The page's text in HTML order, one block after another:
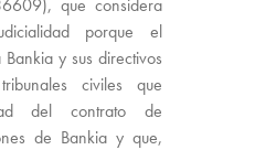
porque el
y sus directivos
civiles que
del contrato de
de Bankia y que,